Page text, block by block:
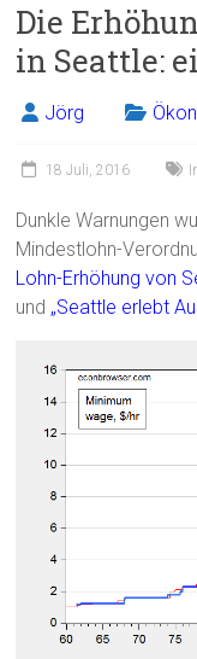
b
o
ok
l
Die
in Seattle:
Jörg
18 Juli, 2016
Dunkle Warnungen
Mindestlohn-
Lohn-Erhöhung von
und „Seattle erlebt